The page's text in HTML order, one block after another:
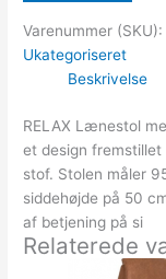
Varenummer (SKU):
Ukategoriseret
Beskrivelse
RELAX Lænestol
et design
stof. Stolen måler
siddehøjde på 50
af betjening på si
Relaterede